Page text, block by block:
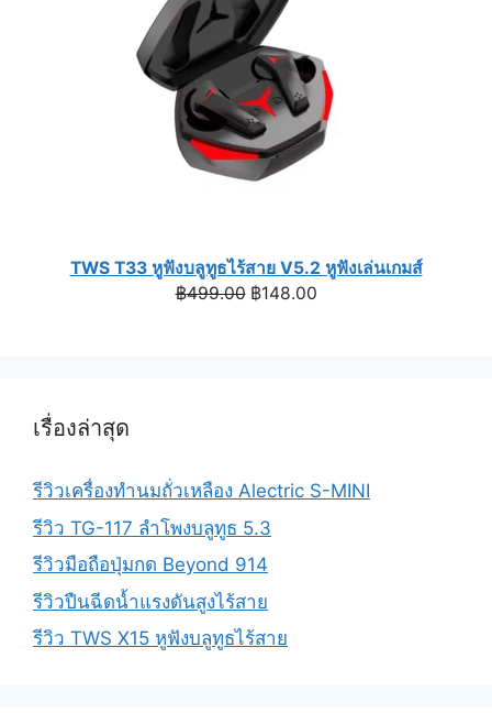
TWS T33 หูฟังบลูทูธไร้สาย V5.2 หูฟังเล่นเกมส์
฿499.00 Original
฿148.00Current
เรื่องล่าสุด
รีวิวเครื่องทำนมถั่วเหลือง Alectric S-MINI
รีวิว TG-117 ลำโพงบลูทูธ 5.3
รีวิวมือถือปุ่มกด Beyond 914
รีวิวปืนฉีดน้ำแรงดันสูงไร้สาย
รีวิว TWS X15 หูฟังบลูทูธไร้สาย